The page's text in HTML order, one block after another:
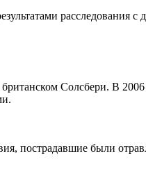
расследования
британском Солсбери. В
пострадавшие были